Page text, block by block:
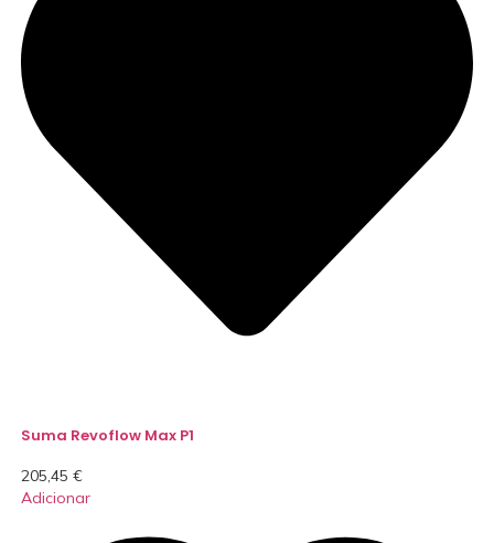
Suma Revoflow Max P1
205,45 €
Adicionar